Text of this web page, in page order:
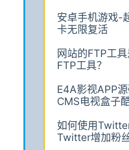
安卓手机游戏-
卡无限复活
网站的FTP工
FTP工具？
E4A影视APP
CMS电视盒子
如何使用
Twitter增加粉丝